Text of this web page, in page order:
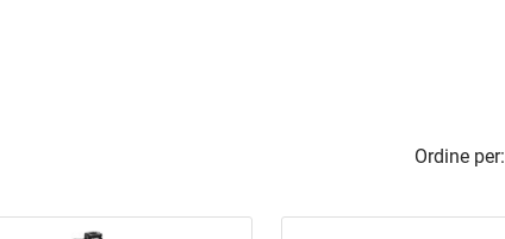
Ordine per: